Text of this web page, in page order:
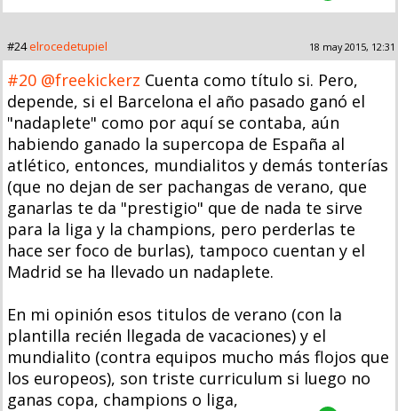
#24elrocedetupiel 18 may 2015, 12:31
#20 @freekickerz Cuenta como título si. Pero,
depende, si el Barcelona el año pasado ganó el
"nadaplete" como por aquí se contaba, aún
habiendo ganado la supercopa de España al
atlético, entonces, mundialitos y demás tonterías
(que no dejan de ser pachangas de verano, que
ganarlas te da "prestigio" que de nada te sirve
para la liga y la champions, pero perderlas te
hace ser foco de burlas), tampoco cuentan y el
Madrid se ha llevado un nadaplete.
En mi opinión esos titulos de verano (con la
plantilla recién llegada de vacaciones) y el
mundialito (contra equipos mucho más flojos que
los europeos), son triste curriculum si luego no
ganas copa, champions o liga,